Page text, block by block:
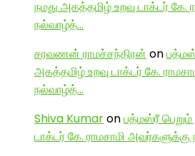
நமது அகத்தமிழ் உறவு டாக்டர் கே.
நல்வாழ்த்…
சரவணன் ராமச்சந்திரன் on
அகத்தமிழ் உறவு டாக்டர் கே.
நல்வாழ்த்…
Shiva Kumaronபத்மஸ்ரீ பெறும்
டாக்டர் கே. ராமசாமி